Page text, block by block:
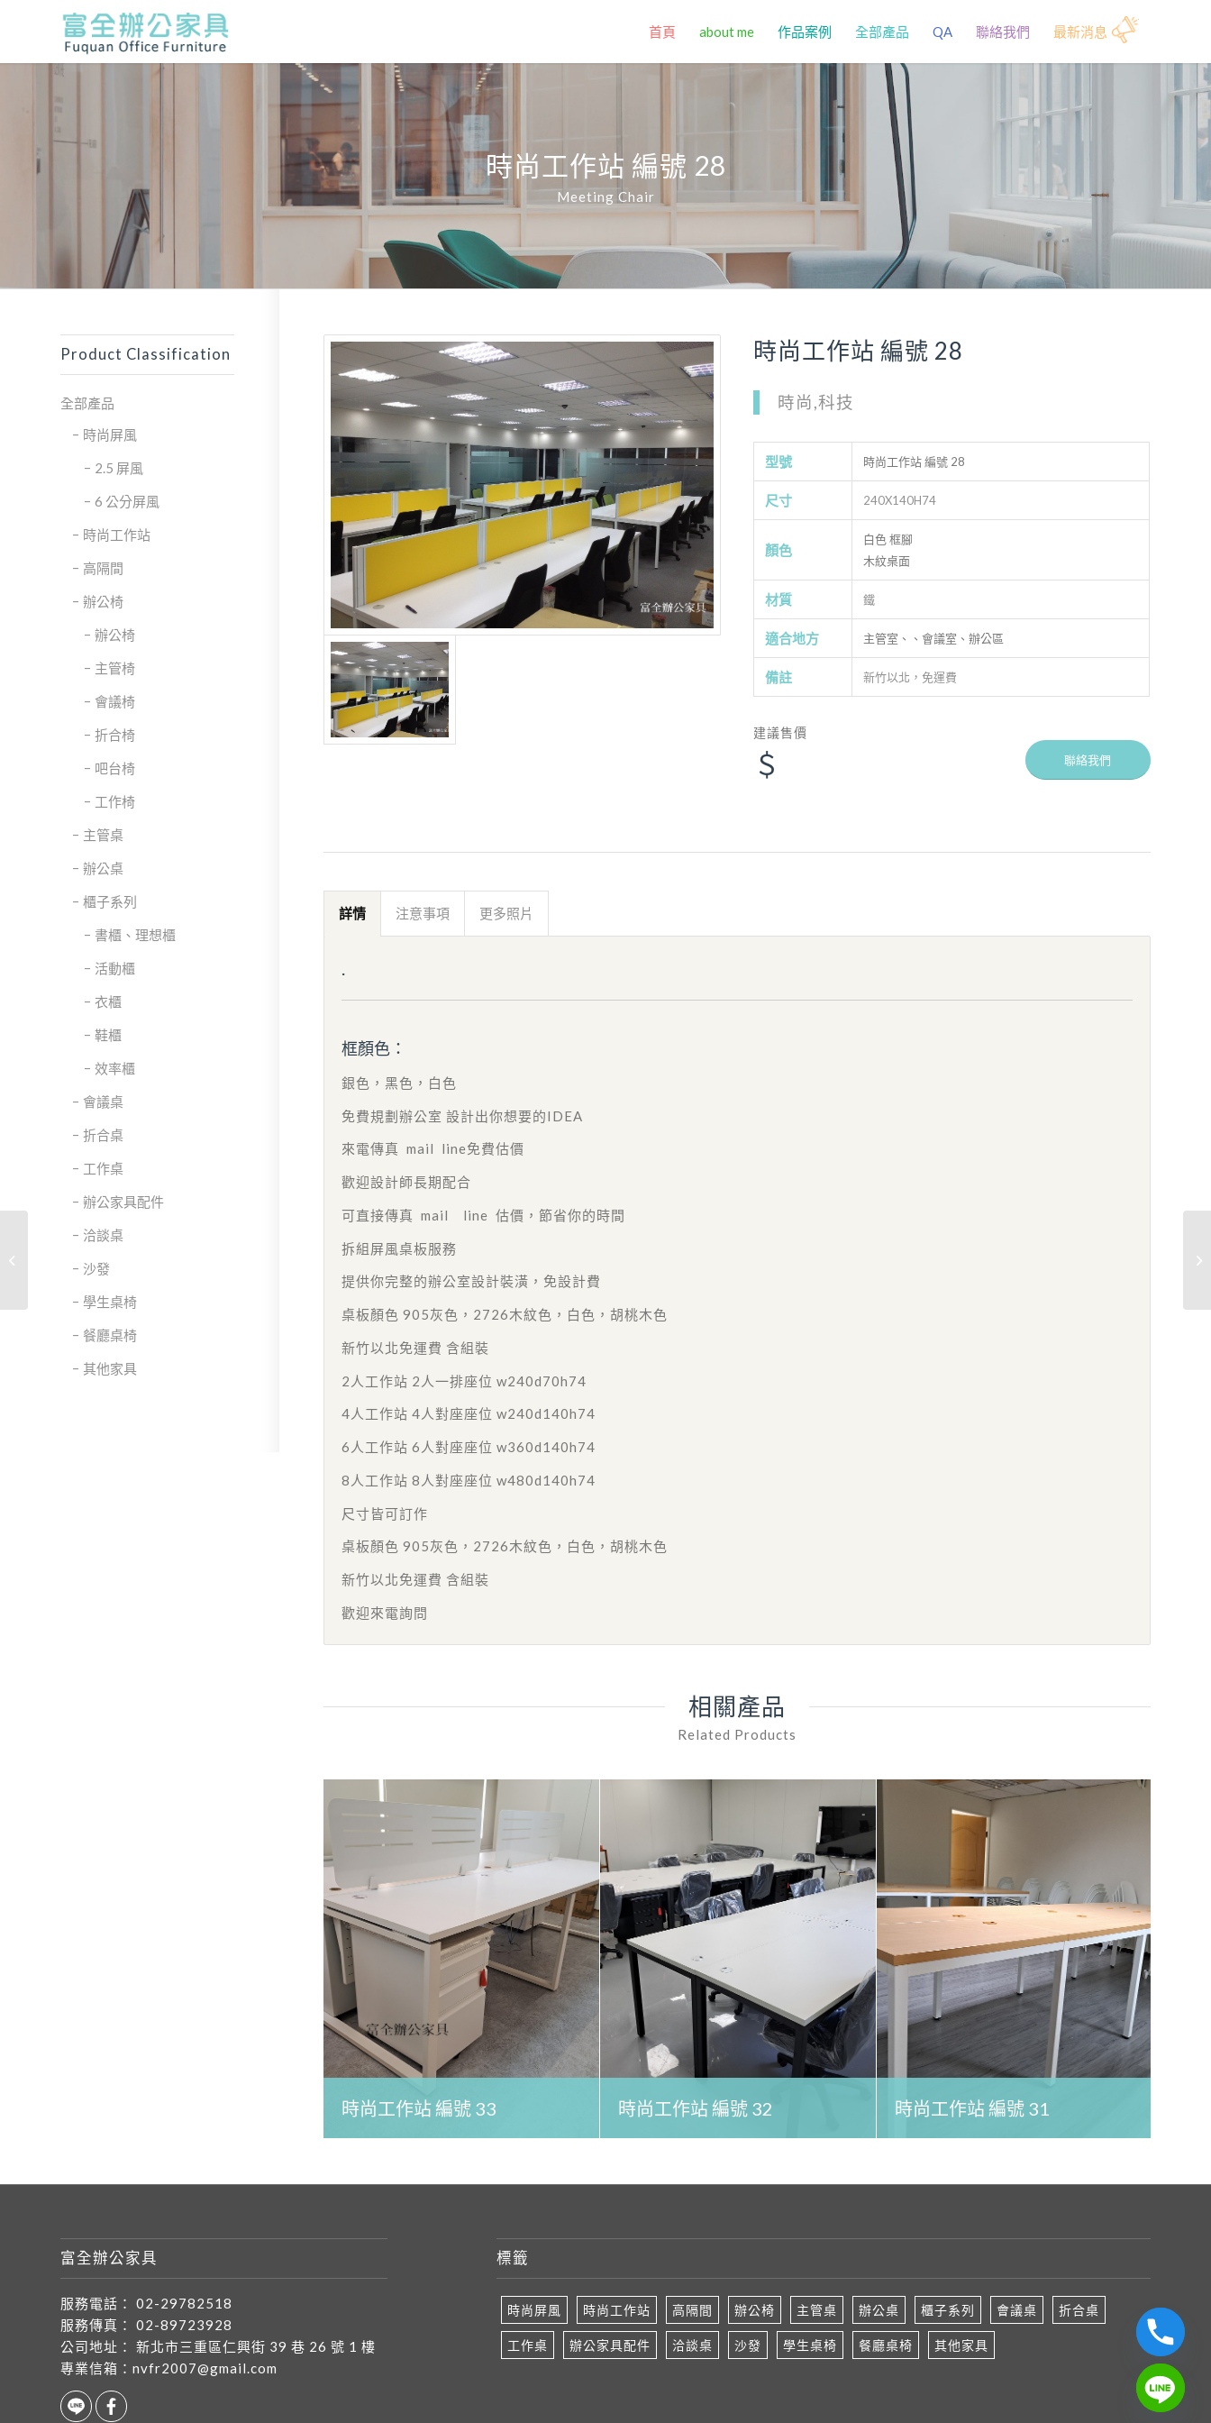
首頁 about me 作品案例 全部產品 QA 聯絡我們 最新消息
時尚工作站 編號 28
Meeting Chair
時尚工作站 編號 28
時尚,科技
型號 時尚工作站 編號 28
尺寸 240X140H74
顏色
白色 框腳
木紋桌面
材質 鐵
適合地方 主管室、、會議室、辦公區
備註 新竹以北，免運費
建議售價
＄ 聯絡我們
詳情 注意事項 更多照片
.
框顏色：
銀色，黑色，白色
免費規劃辦公室 設計出你想要的IDEA
來電傳真 mail line免費估價
歡迎設計師長期配合
可直接傳真 mail line 估價，節省你的時間
拆組屏風桌板服務
提供你完整的辦公室設計裝潢，免設計費
桌板顏色 905灰色，2726木紋色，白色，胡桃木色
新竹以北免運費 含組裝
2人工作站 2人一排座位 w240d70h74
4人工作站 4人對座座位 w240d140h74
6人工作站 6人對座座位 w360d140h74
8人工作站 8人對座座位 w480d140h74
尺寸皆可訂作
桌板顏色 905灰色，2726木紋色，白色，胡桃木色
新竹以北免運費 含組裝
歡迎來電詢問
相關產品
Related Products
時尚工作站 編號 33 時尚工作站 編號 32 時尚工作站 編號 31
Product Classification
全部產品
時尚屏風
2.5 屏風
6 公分屏風
時尚工作站
高隔間
辦公椅
辦公椅
主管椅
會議椅
折合椅
吧台椅
工作椅
主管桌
辦公桌
櫃子系列
書櫃、理想櫃
活動櫃
衣櫃
鞋櫃
效率櫃
會議桌
折合桌
工作桌
辦公家具配件
洽談桌
沙發
學生桌椅
餐廳桌椅
其他家具
富全辦公家具
服務電話：
02-29782518
服務傳真：
02-89723928
公司地址：
新北市三重區仁興街 39 巷 26 號 1 樓
專業信箱： nvfr2007@gmail.com
標籤
時尚屏風 時尚工作站 高隔間 辦公椅 主管桌 辦公桌 櫃子系列 會議桌 折合桌
工作桌 辦公家具配件 洽談桌 沙發 學生桌椅 餐廳桌椅 其他家具
時尚工作站 編號 27